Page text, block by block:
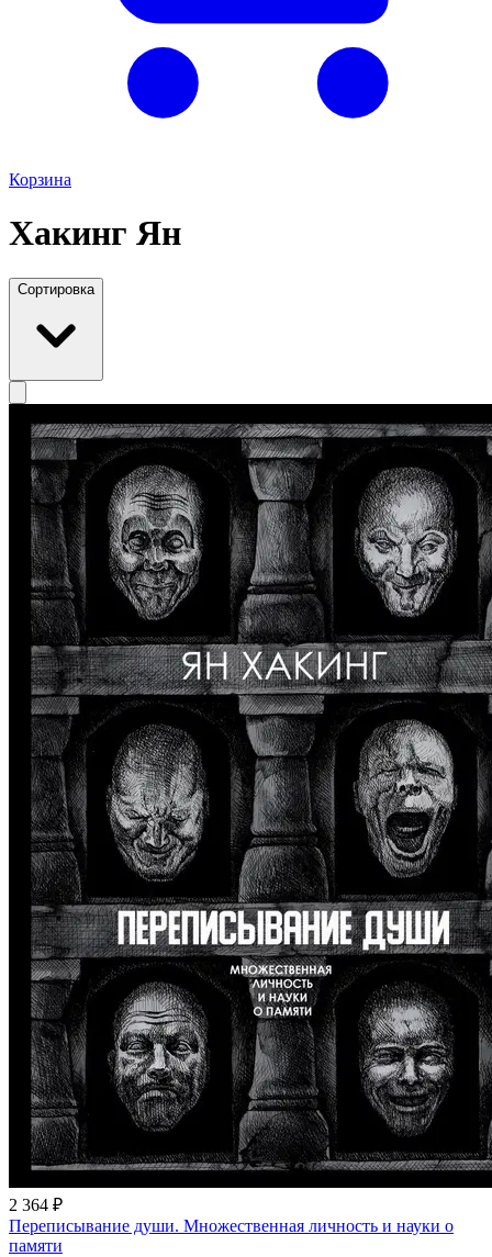
Корзина
Хакинг Ян
Сортировка
2 364 ₽
Переписывание души. Множественная личность и науки о
памяти